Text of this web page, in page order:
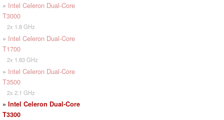
» Intel Celeron Dual-Core
T3000
2x 1.8 GHz
» Intel Celeron Dual-Core
T1700
2x 1.83 GHz
» Intel Celeron Dual-Core
T3500
2x 2.1 GHz
» Intel Celeron Dual-Core
T3300